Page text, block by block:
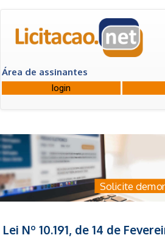
Área de assinantes
Solicite
Lei Nº 10.191, de 14 de